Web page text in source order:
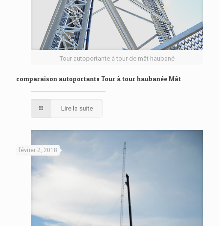
Tour autoportante à tour de mât haubané
comparaison autoportants Tour à tour haubanée Mât
Lire la suite
février 2, 2018